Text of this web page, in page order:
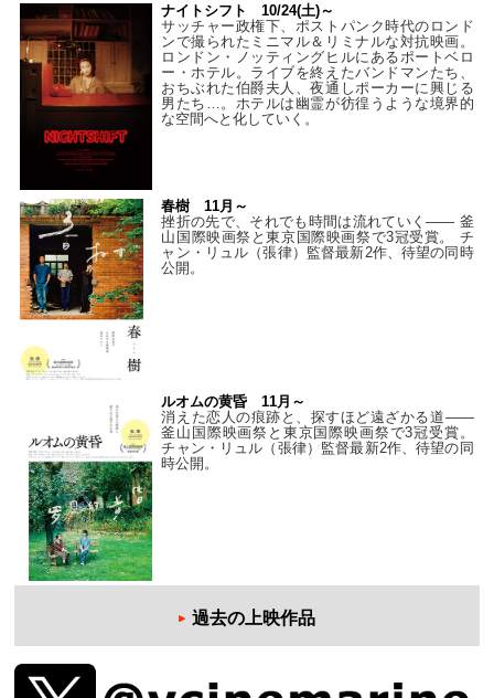
ナイトシフト 10/24(土)～
サッチャー政権下、ポストパンク時代のロンド
ンで撮られたミニマル＆リミナルな対抗映画。
ロンドン・ノッティングヒルにあるポートベロ
ー・ホテル。ライブを終えたバンドマンたち、
おちぶれた伯爵夫人、夜通しポーカーに興じる
男たち…。ホテルは幽霊が彷徨うような境界的
な空間へと化していく。
春樹 11月～
挫折の先で、それでも時間は流れていく—— 釜
山国際映画祭と東京国際映画祭で3冠受賞。 チ
ャン・リュル（張律）監督最新2作、待望の同時
公開。
ルオムの黄昏 11月～
消えた恋人の痕跡と、探すほど遠ざかる道——
釜山国際映画祭と東京国際映画祭で3冠受賞。
チャン・リュル（張律）監督最新2作、待望の同
時公開。
過去の上映作品